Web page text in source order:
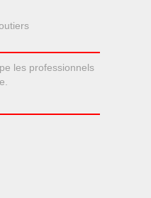
les professionnels